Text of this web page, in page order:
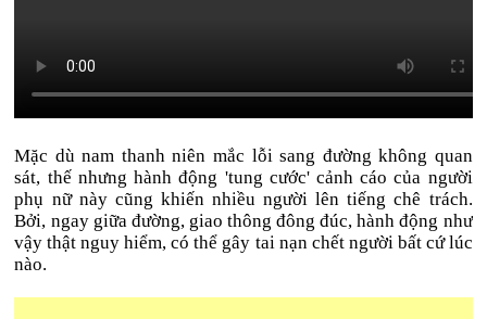
Mặc dù nam thanh niên mắc lỗi sang đường không quan
sát, thế nhưng hành động 'tung cước' cảnh cáo của người
phụ nữ này cũng khiến nhiều người lên tiếng chê trách.
Bởi, ngay giữa đường, giao thông đông đúc, hành động như
vậy thật nguy hiểm, có thể gây tai nạn chết người bất cứ lúc
nào.